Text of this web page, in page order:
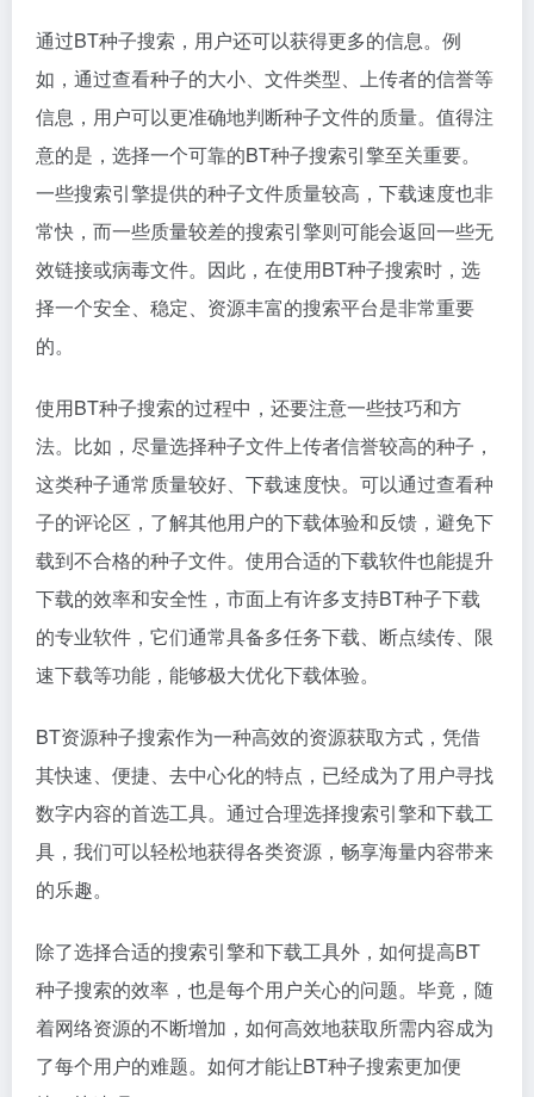
通过BT种子搜索，用户还可以获得更多的信息。例
如，通过查看种子的大小、文件类型、上传者的信誉等
信息，用户可以更准确地判断种子文件的质量。值得注
意的是，选择一个可靠的BT种子搜索引擎至关重要。
一些搜索引擎提供的种子文件质量较高，下载速度也非
常快，而一些质量较差的搜索引擎则可能会返回一些无
效链接或病毒文件。因此，在使用BT种子搜索时，选
择一个安全、稳定、资源丰富的搜索平台是非常重要
的。
使用BT种子搜索的过程中，还要注意一些技巧和方
法。比如，尽量选择种子文件上传者信誉较高的种子，
这类种子通常质量较好、下载速度快。可以通过查看种
子的评论区，了解其他用户的下载体验和反馈，避免下
载到不合格的种子文件。使用合适的下载软件也能提升
下载的效率和安全性，市面上有许多支持BT种子下载
的专业软件，它们通常具备多任务下载、断点续传、限
速下载等功能，能够极大优化下载体验。
BT资源种子搜索作为一种高效的资源获取方式，凭借
其快速、便捷、去中心化的特点，已经成为了用户寻找
数字内容的首选工具。通过合理选择搜索引擎和下载工
具，我们可以轻松地获得各类资源，畅享海量内容带来
的乐趣。
除了选择合适的搜索引擎和下载工具外，如何提高BT
种子搜索的效率，也是每个用户关心的问题。毕竟，随
着网络资源的不断增加，如何高效地获取所需内容成为
了每个用户的难题。如何才能让BT种子搜索更加便